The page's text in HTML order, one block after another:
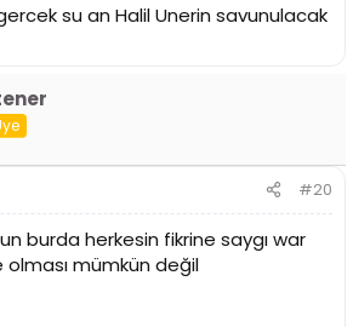
su an Halil Unerin savunulacak
#20
burda herkesin fikrine saygı war
olması mümkün değil